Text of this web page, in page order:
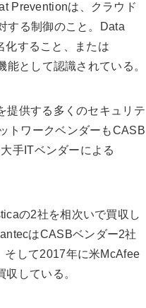
Preventionは、クラウド
する制御のこと。Data
化すること、または
として認識されている。
供する多くのセキュリテ
トワークベンダーもCASB
手ITベンダーによる
の2社を相次いで買収し
はCASBベンダー2社
そして2017年に米McAfee
している。